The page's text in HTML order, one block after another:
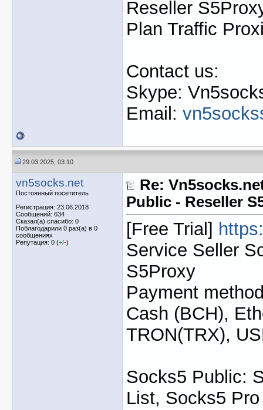
Reseller
Plan Traffic
Contact us:
Skype:
Email:
29.03.2025, 03:10
vn5socks.net
Постоянный посетитель
Регистрация: 23.06.2018
Сообщений: 634
Сказал(а) спасибо: 0
Поблагодарили 0 раз(а) в 0
сообщениях
Репутация: 0 (+/-)
Re:
Public - Reseller
[Free Trial]
Service Seller
S5Proxy
Payment
Cash (BCH),
TRON(TRX),
Socks5 Public:
List, Socks5 Pro